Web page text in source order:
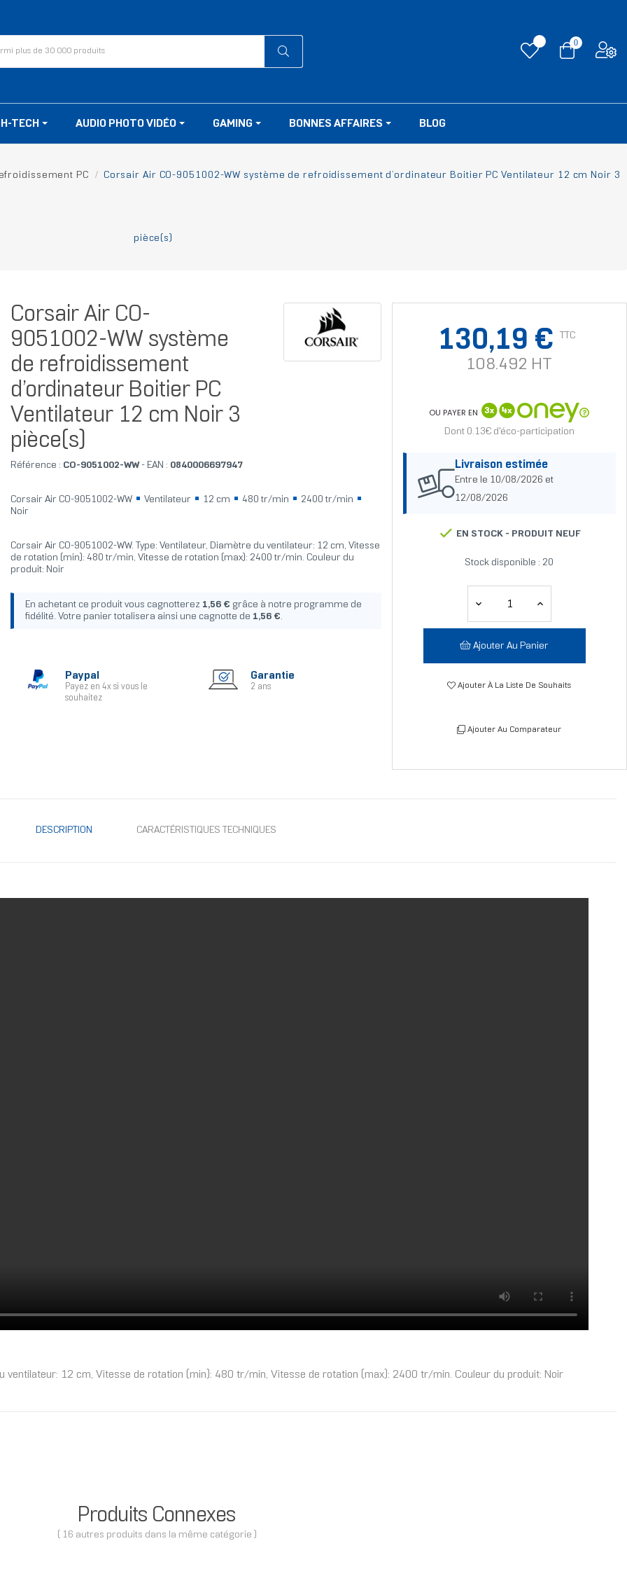
0
TECH AUDIO PHOTO VIDÉO GAMING BONNES AFFAIRES BLOG
PC Corsair Air CO-9051002-WW système de refroidissement d’ordinateur Boitier PC Ventilateur 12 cm Noir 3
pièce(s)
Corsair Air CO-
9051002-WW système
de refroidissement
d’ordinateur Boitier PC
Ventilateur 12 cm Noir 3
pièce(s)
Référence : CO-9051002-WW- EAN : 0840006697947
Corsair Air CO-9051002-WW Ventilateur 12 cm 480 tr/min
2400 tr/min
Noir
Corsair Air CO-9051002-WW. Type: Ventilateur, Diamètre du ventilateur: 12 cm, Vitesse
de rotation (min): 480 tr/min, Vitesse de rotation (max): 2400 tr/min. Couleur du
produit: Noir
En achetant ce produit vous cagnotterez 1,56 € grâce à notre programme de
fidélité. Votre panier totalisera ainsi une cagnotte de 1,56 €.
Paypal
Payez en 4x si vous le
souhaitez
Garantie
2 ans
130,19 € TTC
108.492 HT
OU PAYER EN
Dont 0.13€ d'éco-participation
Livraison estimée
Entre le 10/08/2026 et
12/08/2026
EN STOCK - PRODUIT NEUF
Stock disponible : 20
Ajouter Au Panier
Ajouter À La Liste De Souhaits
Ajouter Au Comparateur
DESCRIPTION CARACTÉRISTIQUES TECHNIQUES
ventilateur: 12 cm, Vitesse de rotation (min): 480 tr/min, Vitesse de rotation (max): 2400 tr/min. Couleur du produit: Noir
Produits Connexes
( 16 autres produits dans la même catégorie )